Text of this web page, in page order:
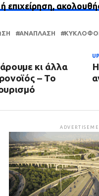
επιχείρηση,
ΑΝΆΠΛΑΣΗ
κι άλλα
– Το